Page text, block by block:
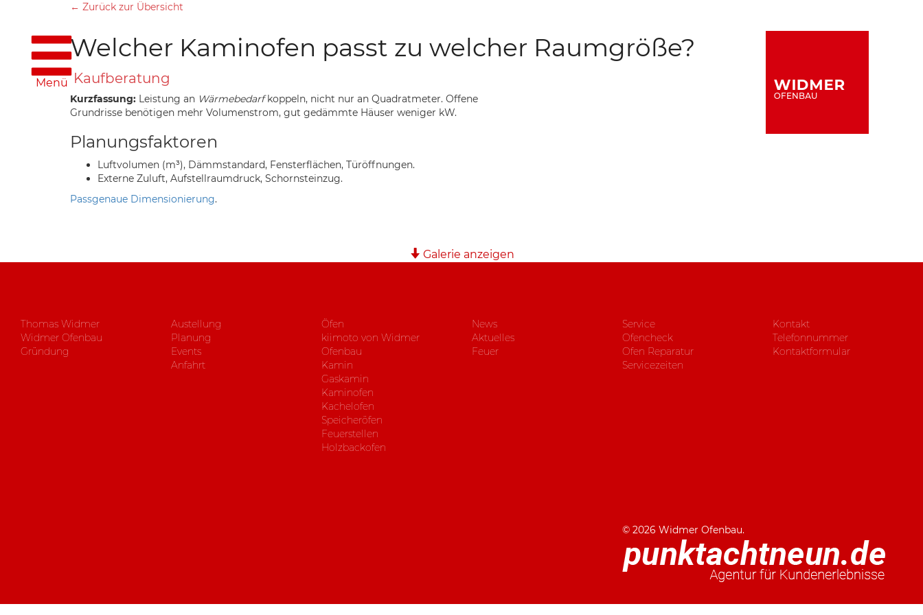
Menü
← Zurück zur Übersicht
Welcher Kaminofen passt zu welcher Raumgröße?
Kaufberatung
Kurzfassung: Leistung an Wärmebedarfkoppeln, nicht nur an Quadratmeter. Offene
Grundrisse benötigen mehr Volumenstrom, gut gedämmte Häuser weniger kW.
Planungsfaktoren
Luftvolumen (m³), Dämmstandard, Fensterflächen, Türöffnungen.
Externe Zuluft, Aufstellraumdruck, Schornsteinzug.
Passgenaue Dimensionierung.
Galerie anzeigen
Thomas Widmer
Widmer Ofenbau
Gründung
Austellung
Planung
Events
Anfahrt
Öfen
kiimoto von Widmer
Ofenbau
Kamin
Gaskamin
Kaminofen
Kachelofen
Speicheröfen
Feuerstellen
Holzbackofen
News
Aktuelles
Feuer
Service
Ofencheck
Ofen Reparatur
Servicezeiten
Kontakt
Telefonnummer
Kontaktformular
© 2026 Widmer Ofenbau.